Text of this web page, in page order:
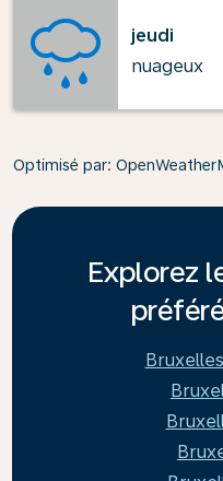
jeudi
nuageux
Optimisé par:
Explorez